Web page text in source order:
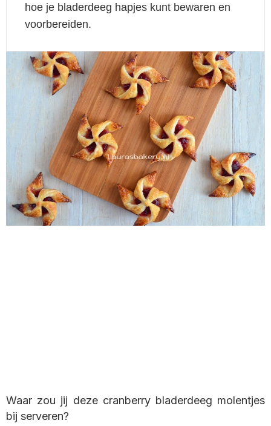
hoe je bladerdeeg hapjes kunt bewaren en
voorbereiden.
Waar zou jij deze cranberry bladerdeeg molentjes
bij serveren?